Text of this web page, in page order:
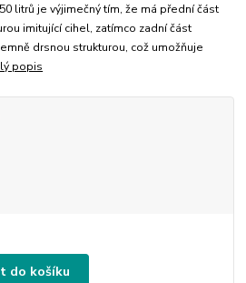
litrů je výjimečný tím, že má přední část
imitující cihel, zatímco zadní část
drsnou strukturou, což umožňuje
popis
do košíku